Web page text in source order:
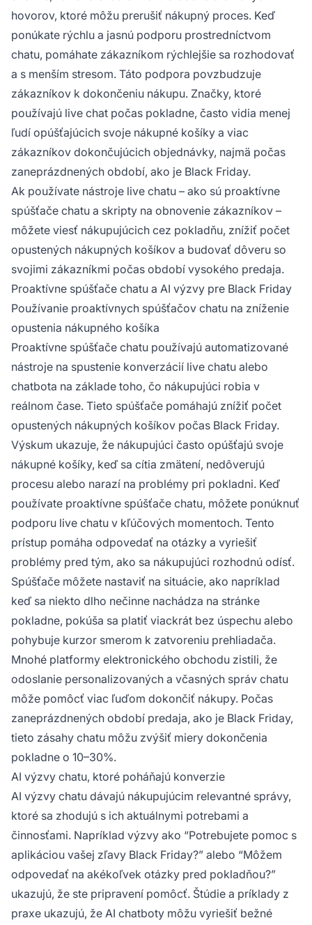
hovorov, ktoré môžu prerušiť nákupný proces. Keď
ponúkate rýchlu a jasnú podporu prostredníctvom
chatu, pomáhate zákazníkom rýchlejšie sa rozhodovať
a s menším stresom. Táto podpora povzbudzuje
zákazníkov k dokončeniu nákupu. Značky, ktoré
používajú live chat počas pokladne, často vidia menej
ľudí opúšťajúcich svoje nákupné košíky a viac
zákazníkov dokončujúcich objednávky, najmä počas
zaneprázdnených období, ako je Black Friday.
Ak používate nástroje live chatu – ako sú proaktívne
spúšťače chatu a skripty na obnovenie zákazníkov –
môžete viesť nákupujúcich cez pokladňu, znížiť počet
opustených nákupných košíkov a budovať dôveru so
svojimi zákazníkmi počas období vysokého predaja.
Proaktívne spúšťače chatu a AI výzvy pre Black Friday
Používanie proaktívnych spúšťačov chatu na zníženie
opustenia nákupného košíka
Proaktívne spúšťače chatu používajú automatizované
nástroje na spustenie konverzácií live chatu alebo
chatbota na základe toho, čo nákupujúci robia v
reálnom čase. Tieto spúšťače pomáhajú znížiť počet
opustených nákupných košíkov počas Black Friday.
Výskum ukazuje, že nákupujúci často opúšťajú svoje
nákupné košíky, keď sa cítia zmätení, nedôverujú
procesu alebo narazí na problémy pri pokladni. Keď
používate proaktívne spúšťače chatu, môžete ponúknuť
podporu live chatu v kľúčových momentoch. Tento
prístup pomáha odpovedať na otázky a vyriešiť
problémy pred tým, ako sa nákupujúci rozhodnú odísť.
Spúšťače môžete nastaviť na situácie, ako napríklad
keď sa niekto dlho nečinne nachádza na stránke
pokladne, pokúša sa platiť viackrát bez úspechu alebo
pohybuje kurzor smerom k zatvoreniu prehliadača.
Mnohé platformy elektronického obchodu zistili, že
odoslanie personalizovaných a včasných správ chatu
môže pomôcť viac ľuďom dokončiť nákupy. Počas
zaneprázdnených období predaja, ako je Black Friday,
tieto zásahy chatu môžu zvýšiť miery dokončenia
pokladne o 10–30%.
AI výzvy chatu, ktoré poháňajú konverzie
AI výzvy chatu dávajú nákupujúcim relevantné správy,
ktoré sa zhodujú s ich aktuálnymi potrebami a
činnosťami. Napríklad výzvy ako “Potrebujete pomoc s
aplikáciou vašej zľavy Black Friday?” alebo “Môžem
odpovedať na akékoľvek otázky pred pokladňou?”
ukazujú, že ste pripravení pomôcť. Štúdie a príklady z
praxe ukazujú, že AI chatboty môžu vyriešiť bežné